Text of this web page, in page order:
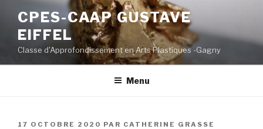
contenu
principal
CPES-CAAP GUSTAVE
EIFFEL
Classe d'Approfondissement en Arts Plastiques -Gagny
Menu
PUBLIÉ
17 OCTOBRE 2020 PAR CATHERINE GRASSE